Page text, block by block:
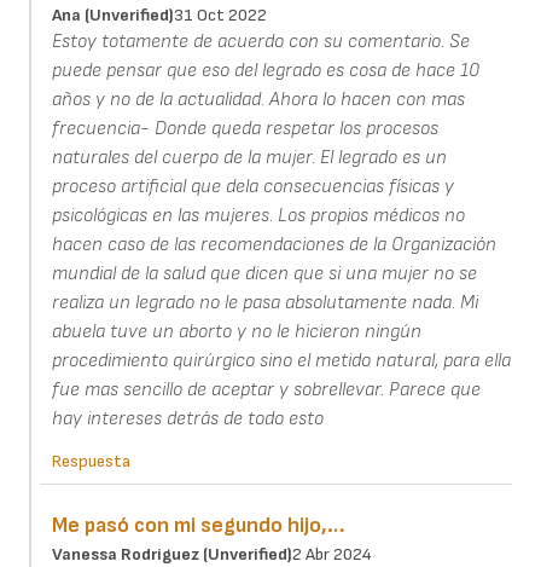
Ana (unverified)31 Oct 2022
Estoy totamente de acuerdo con su comentario. Se
puede pensar que eso del legrado es cosa de hace 10
años y no de la actualidad. Ahora lo hacen con mas
frecuencia- Donde queda respetar los procesos
naturales del cuerpo de la mujer. El legrado es un
proceso artificial que dela consecuencias físicas y
psicológicas en las mujeres. Los propios médicos no
hacen caso de las recomendaciones de la Organización
mundial de la salud que dicen que si una mujer no se
realiza un legrado no le pasa absolutamente nada. Mi
abuela tuve un aborto y no le hicieron ningún
procedimiento quirúrgico sino el metido natural, para ella
fue mas sencillo de aceptar y sobrellevar. Parece que
hay intereses detrás de todo esto
Respuesta
Me pasó con mi segundo hijo,…
Vanessa Rodriguez (unverified)2 Abr 2024